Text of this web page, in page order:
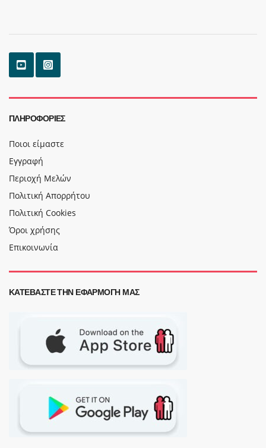
ΠΛΗΡΟΦΟΡΊΕΣ
Ποιοι είμαστε
Εγγραφή
Περιοχή Μελών
Πολιτική Απορρήτου
Πολιτική Cookies
Όροι χρήσης
Επικοινωνία
ΚΑΤΕΒΆΣΤΕ ΤΗΝ ΕΦΑΡΜΟΓΉ ΜΑΣ